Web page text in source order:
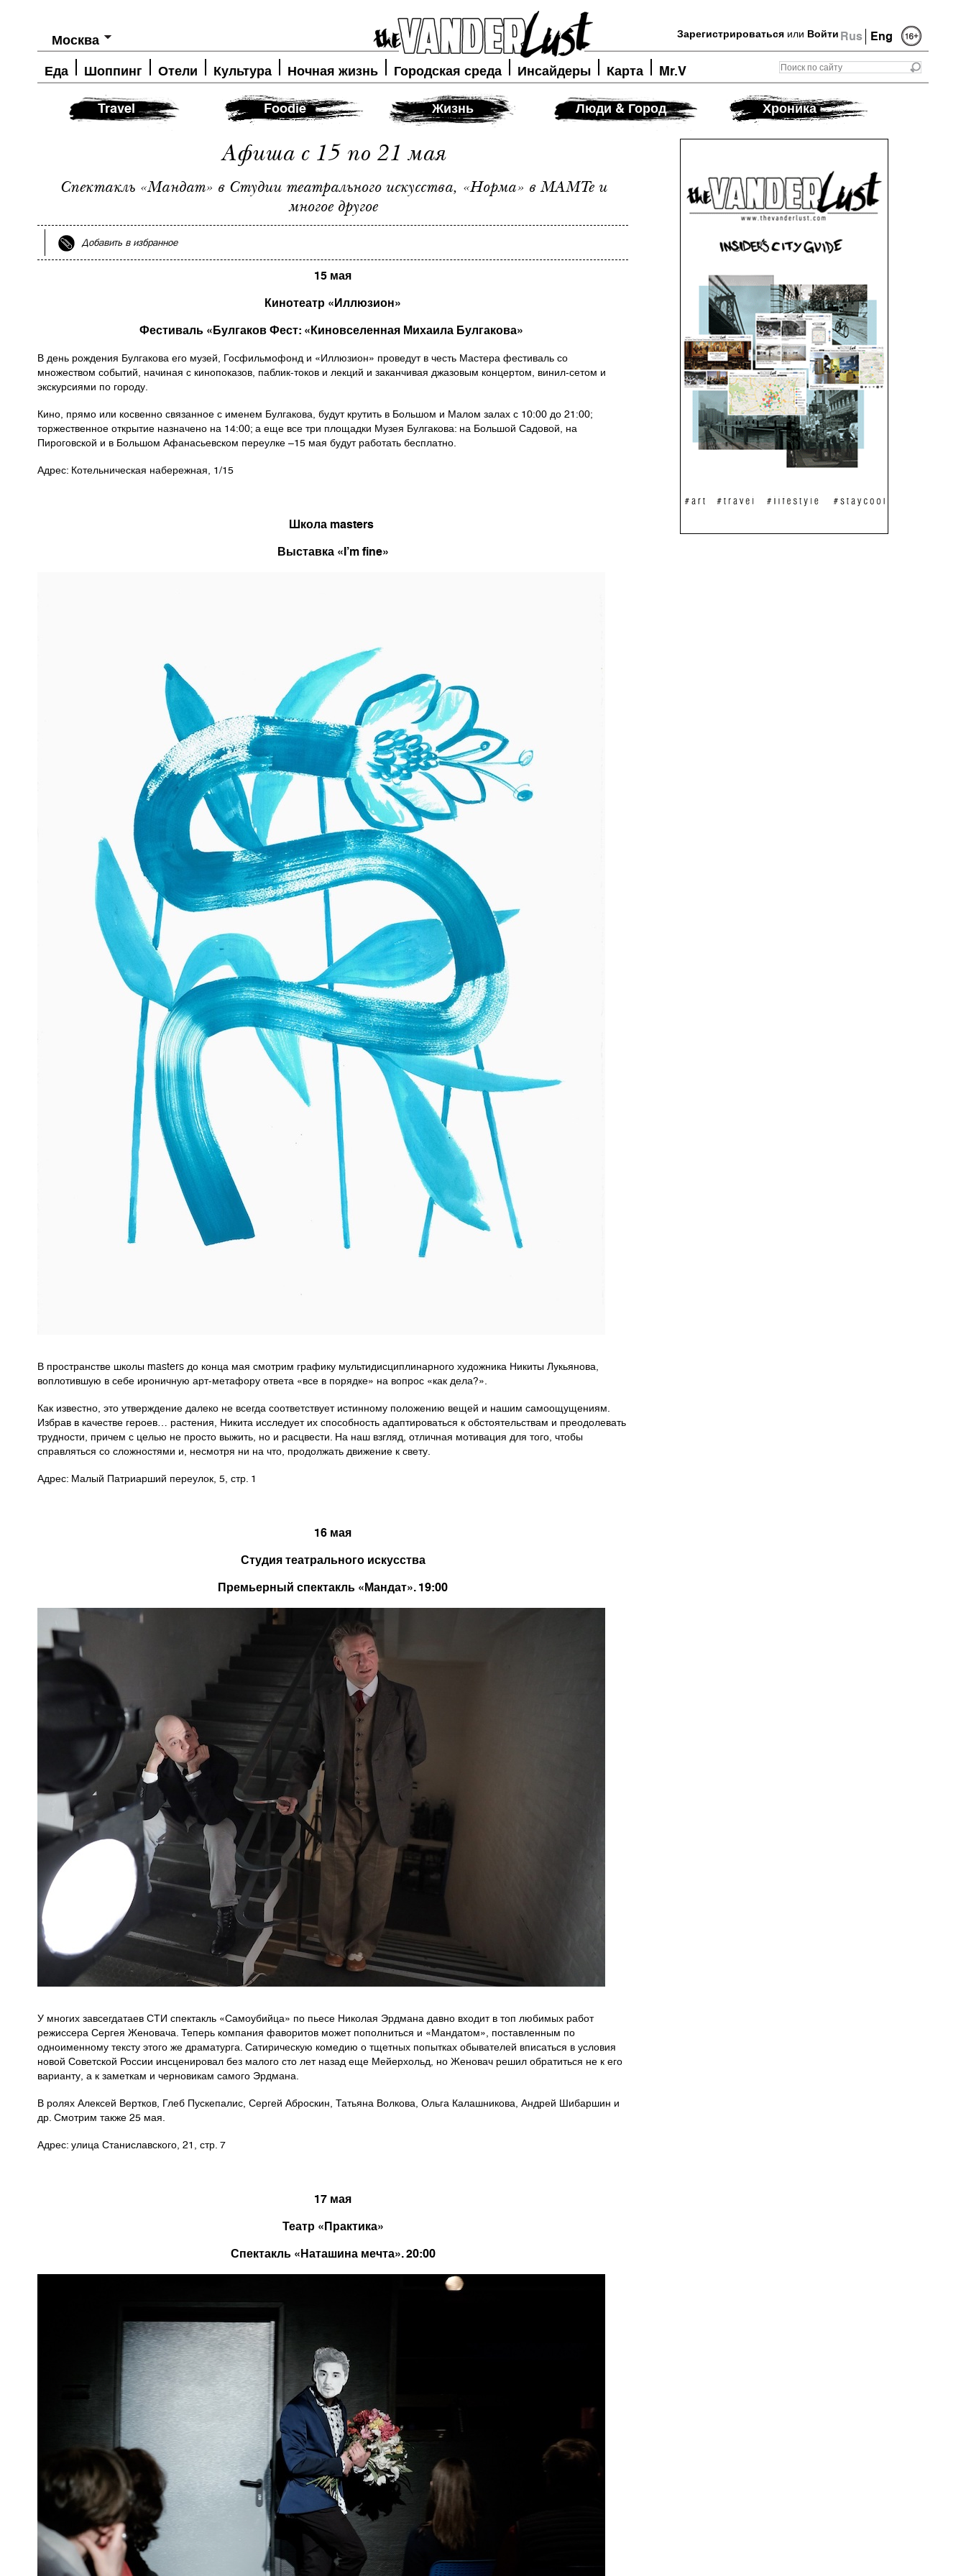
Rus Eng
Зарегистрироваться или Войти
Москва
Еда Шоппинг Отели Культура Ночная жизнь Городская среда Инсайдеры Карта Mr.V
Travel Foodie Жизнь Люди & Город Хроника
Афиша с 15 по 21 мая
Спектакль «Мандат» в Студии театрального искусства, «Норма» в МАМТе и
многое другое
Добавить в избранное
15 мая
Кинотеатр «Иллюзион»
Фестиваль «Булгаков Фест: «Киновселенная Михаила Булгакова»
В день рождения Булгакова его музей, Госфильмофонд и «Иллюзион» проведут в честь Мастера фестиваль со
множеством событий, начиная с кинопоказов, паблик-токов и лекций и заканчивая джазовым концертом, винил-сетом и
экскурсиями по городу.
Кино, прямо или косвенно связанное с именем Булгакова, будут крутить в Большом и Малом залах с 10:00 до 21:00;
торжественное открытие назначено на 14:00; а еще все три площадки Музея Булгакова: на Большой Садовой, на
Пироговской и в Большом Афанасьевском переулке –15 мая будут работать бесплатно.
Адрес: Котельническая набережная, 1/15
Школа masters
Выставка «I’m fine»
В пространстве школы masters до конца мая смотрим графику мультидисциплинарного художника Никиты Лукьянова,
воплотившую в себе ироничную арт-метафору ответа «все в порядке» на вопрос «как дела?».
Как известно, это утверждение далеко не всегда соответствует истинному положению вещей и нашим самоощущениям.
Избрав в качестве героев… растения, Никита исследует их способность адаптироваться к обстоятельствам и преодолевать
трудности, причем с целью не просто выжить, но и расцвести. На наш взгляд, отличная мотивация для того, чтобы
справляться со сложностями и, несмотря ни на что, продолжать движение к свету.
Адрес: Малый Патриарший переулок, 5, стр. 1
16 мая
Студия театрального искусства
Премьерный спектакль «Мандат». 19:00
У многих завсегдатаев СТИ спектакль «Самоубийца» по пьесе Николая Эрдмана давно входит в топ любимых работ
режиссера Сергея Женовача. Теперь компания фаворитов может пополниться и «Мандатом», поставленным по
одноименному тексту этого же драматурга. Сатирическую комедию о тщетных попытках обывателей вписаться в условия
новой Советской России инсценировал без малого сто лет назад еще Мейерхольд, но Женовач решил обратиться не к его
варианту, а к заметкам и черновикам самого Эрдмана.
В ролях Алексей Вертков, Глеб Пускепалис, Сергей Аброскин, Татьяна Волкова, Ольга Калашникова, Андрей Шибаршин и
др. Смотрим также 25 мая.
Адрес: улица Станиславского, 21, стр. 7
17 мая
Театр «Практика»
Спектакль «Наташина мечта». 20:00